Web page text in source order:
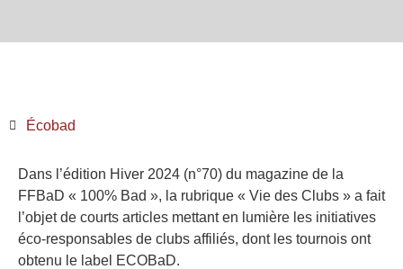
Écobad
Dans l’édition Hiver 2024 (n°70) du magazine de la
FFBaD « 100% Bad », la rubrique « Vie des Clubs » a fait
l’objet de courts articles mettant en lumière les initiatives
éco-responsables de clubs affiliés, dont les tournois ont
obtenu le label ECOBaD.